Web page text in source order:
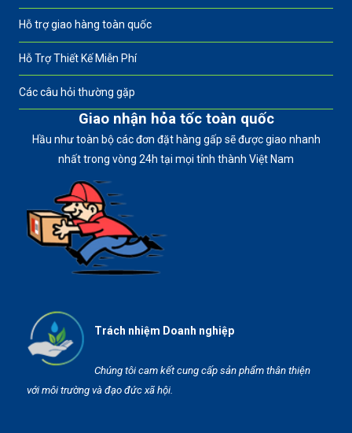
Hỗ trợ giao hàng toàn quốc
Hỗ Trợ Thiết Kế Miễn Phí
Các câu hỏi thường gặp
Giao nhận hỏa tốc toàn quốc
Hầu như toàn bộ các đơn đặt hàng gấp sẽ được giao nhanh
nhất trong vòng 24h tại mọi tỉnh thành Việt Nam
Trách nhiệm Doanh nghiệp
Chúng tôi cam kết cung cấp sản phẩm thân thiện
với môi trường và đạo đức xã hội.